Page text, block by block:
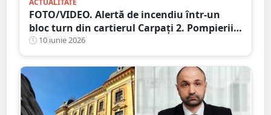
ACTUALITATE
FOTO/VIDEO. Alertă de incendiu într-un
bloc turn din cartierul Carpați 2. Pompierii
au intervenit de urgență
10 iunie 2026